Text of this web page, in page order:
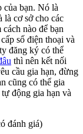
của bạn. Nó là
là cơ sở cho các
nào để bạn
số điện thoại và
đăng ký có thể
thì nên kết nối
cầu gia hạn, đừng
cũng có thể gia
động gia hạn và
đánh giá)